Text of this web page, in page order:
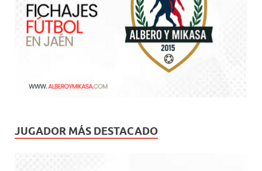
JUGADOR MÁS DESTACADO